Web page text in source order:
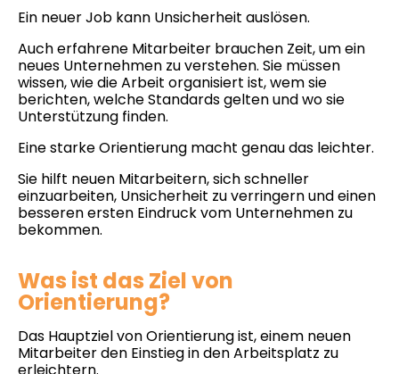
Ein neuer Job kann Unsicherheit auslösen.
Auch erfahrene Mitarbeiter brauchen Zeit, um ein
neues Unternehmen zu verstehen. Sie müssen
wissen, wie die Arbeit organisiert ist, wem sie
berichten, welche Standards gelten und wo sie
Unterstützung finden.
Eine starke Orientierung macht genau das leichter.
Sie hilft neuen Mitarbeitern, sich schneller
einzuarbeiten, Unsicherheit zu verringern und einen
besseren ersten Eindruck vom Unternehmen zu
bekommen.
Was ist das Ziel von
Orientierung?
Das Hauptziel von Orientierung ist, einem neuen
Mitarbeiter den Einstieg in den Arbeitsplatz zu